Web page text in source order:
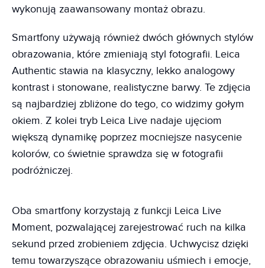
wykonują zaawansowany montaż obrazu.
Smartfony używają również dwóch głównych stylów
obrazowania, które zmieniają styl fotografii. Leica
Authentic stawia na klasyczny, lekko analogowy
kontrast i stonowane, realistyczne barwy. Te zdjęcia
są najbardziej zbliżone do tego, co widzimy gołym
okiem. Z kolei tryb Leica Live nadaje ujęciom
większą dynamikę poprzez mocniejsze nasycenie
kolorów, co świetnie sprawdza się w fotografii
podróżniczej.
Oba smartfony korzystają z funkcji Leica Live
Moment, pozwalającej zarejestrować ruch na kilka
sekund przed zrobieniem zdjęcia. Uchwycisz dzięki
temu towarzyszące obrazowaniu uśmiech i emocje,